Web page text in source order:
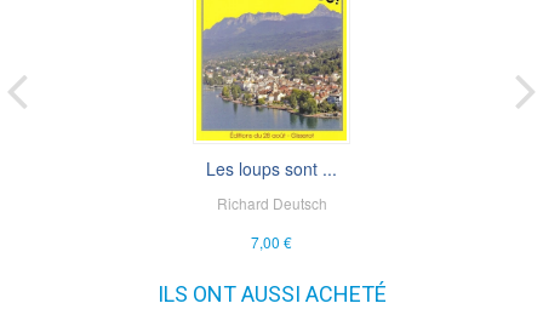
Les loups sont ...
Richard Deutsch
7,00 €
ILS ONT AUSSI ACHETÉ